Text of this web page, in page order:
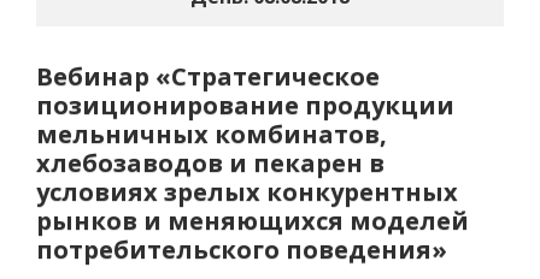
Вебинар «Стратегическое
позиционирование продукции
мельничных комбинатов,
хлебозаводов и пекарен в
условиях зрелых конкурентных
рынков и меняющихся моделей
потребительского поведения»